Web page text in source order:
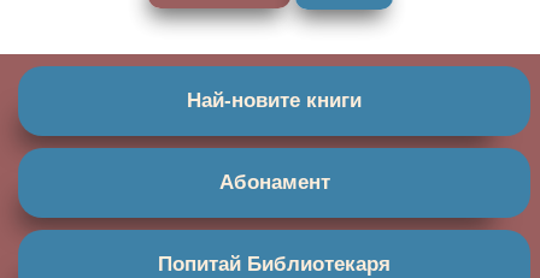
Най-новите книги
Абонамент
Попитай Библиотекаря